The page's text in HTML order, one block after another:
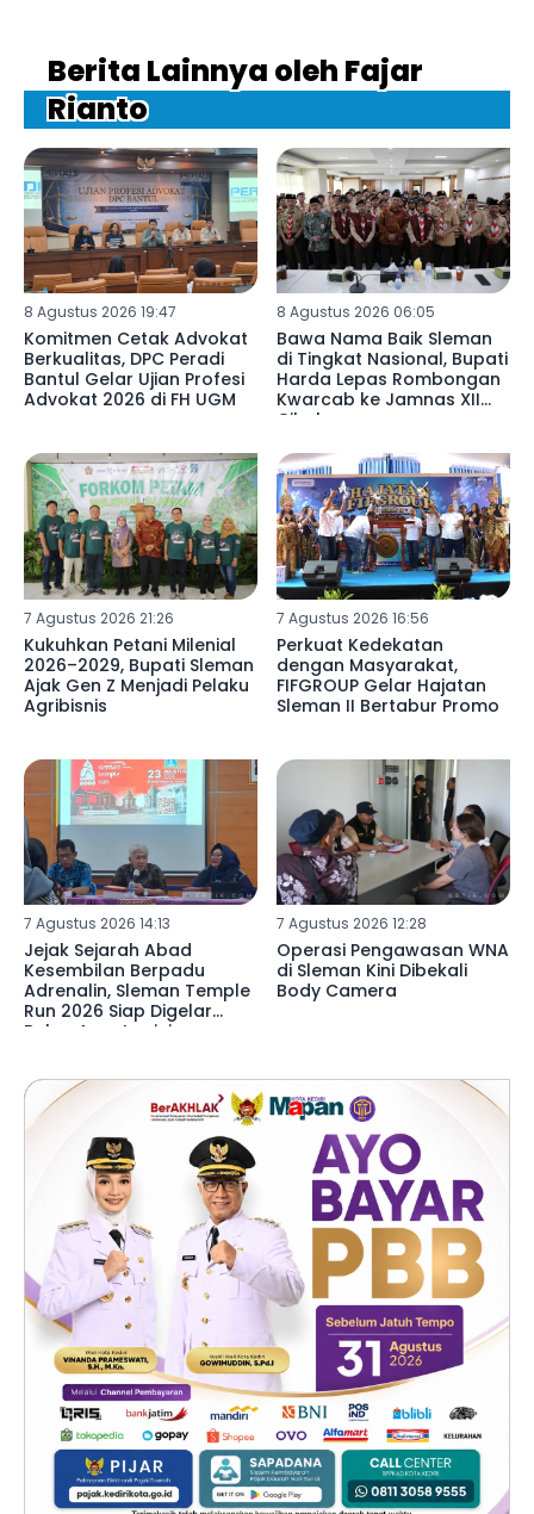
Berita Lainnya oleh Fajar
Rianto
8 Agustus 2026 19:47
Komitmen Cetak Advokat
Berkualitas, DPC Peradi
Bantul Gelar Ujian Profesi
Advokat 2026 di FH UGM
8 Agustus 2026 06:05
Bawa Nama Baik Sleman
di Tingkat Nasional, Bupati
Harda Lepas Rombongan
Kwarcab ke Jamnas XII
Cibubur
7 Agustus 2026 21:26
Kukuhkan Petani Milenial
2026–2029, Bupati Sleman
Ajak Gen Z Menjadi Pelaku
Agribisnis
7 Agustus 2026 16:56
Perkuat Kedekatan
dengan Masyarakat,
FIFGROUP Gelar Hajatan
Sleman II Bertabur Promo
7 Agustus 2026 14:13
Jejak Sejarah Abad
Kesembilan Berpadu
Adrenalin, Sleman Temple
Run 2026 Siap Digelar
Bulan Agustus ini
7 Agustus 2026 12:28
Operasi Pengawasan WNA
di Sleman Kini Dibekali
Body Camera